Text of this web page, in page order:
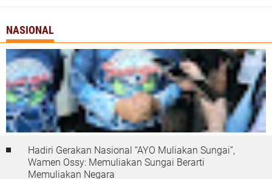
NASIONAL
Hadiri Gerakan Nasional “AYO Muliakan Sungai”,
Wamen Ossy: Memuliakan Sungai Berarti
Memuliakan Negara